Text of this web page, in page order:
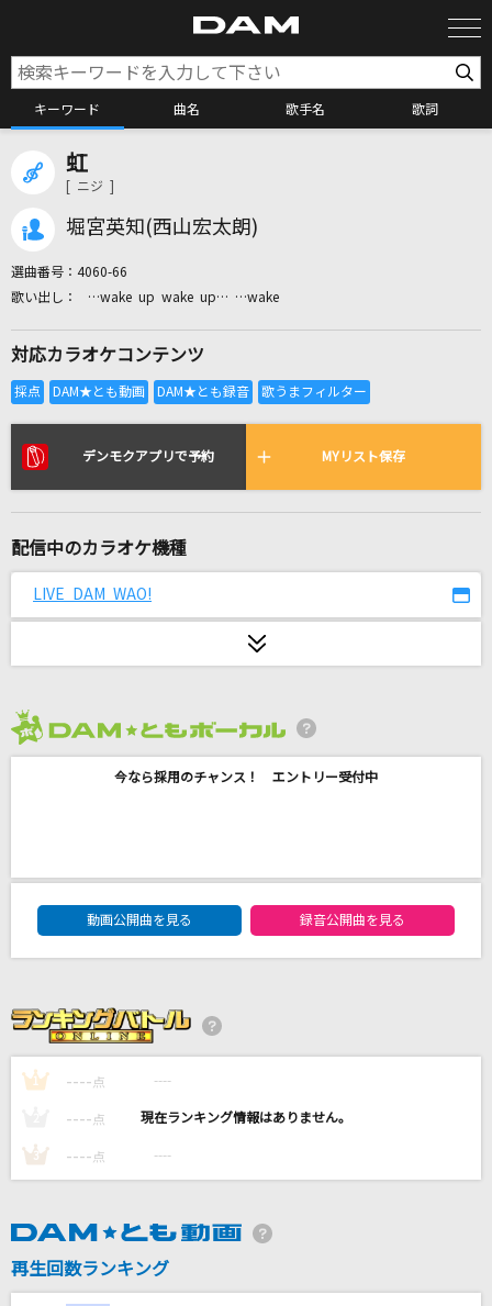
キーワード 曲名 歌手名 歌詞
カラオケ店舗検索
全国りれき
リアルタイムで歌われている曲の一覧
無責任でええじゃないかLOVE
あいつら全員同窓会
雨とカプチーノ
瀬川瑛子
[生音]246
[生音]旅路
WANIMA
虹
[ ニジ ]
堀宮英知(西山宏太朗)
選曲番号： 4060-66
…wake up wake up… …wake
対応カラオケコンテンツ
デンモクアプリで予約 MYリスト保存
配信中のカラオケ機種
LIVE DAM WAO!
今なら採用のチャンス！ エントリー受付中
DAM★ともボーカルエントリーランキング
動画公開曲を見る
録音公開曲を見る
1 ---- 点 ----
---- 点 ----
3 ---- 点 ----
再生回数ランキング